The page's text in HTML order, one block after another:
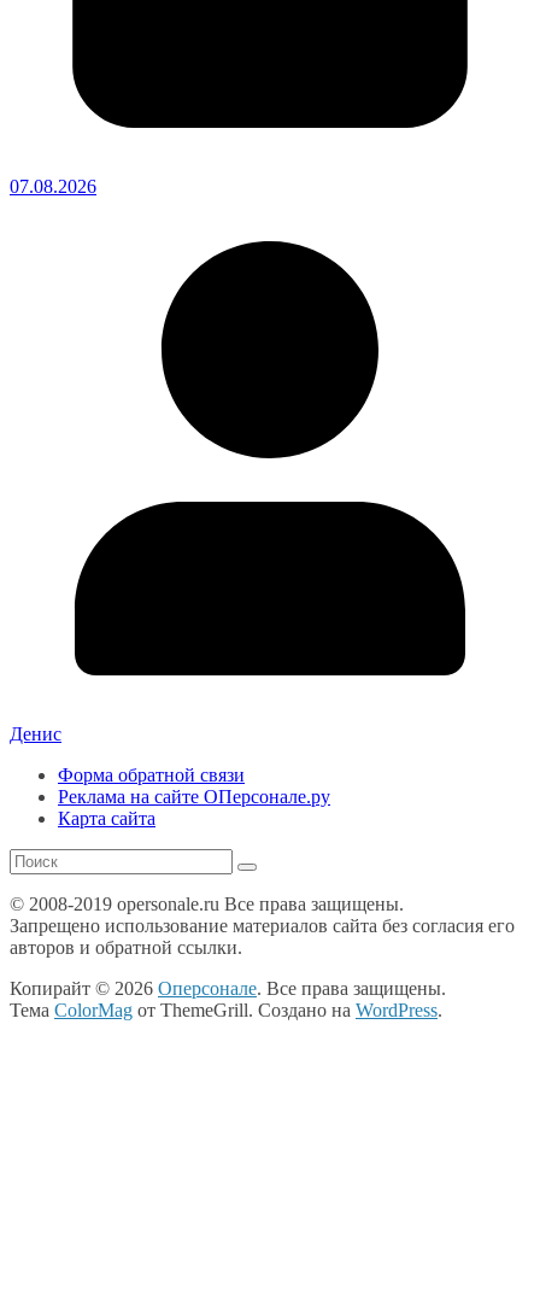
07.08.2026
Денис
Форма обратной связи
Реклама на сайте ОПерсонале.ру
Карта сайта
© 2008-2019 opersonale.ru Все права защищены.
Запрещено использование материалов сайта без согласия его
авторов и обратной ссылки.
Копирайт © 2026 Оперсонале. Все права защищены.
Тема ColorMag от ThemeGrill. Создано на WordPress.